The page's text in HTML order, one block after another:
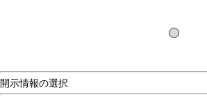
開示情報の選択